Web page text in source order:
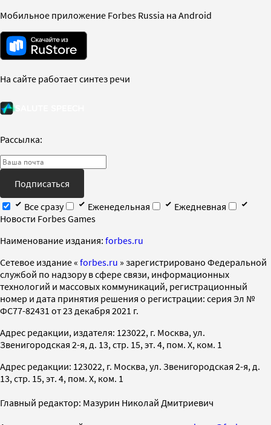
Мобильное приложение Forbes Russia на Android
На сайте работает синтез речи
Рассылка:
Подписаться
Все сразу
Еженедельная
Ежедневная
Новости Forbes Games
Наименование издания: forbes.ru
Cетевое издание « forbes.ru » зарегистрировано Федеральной
службой по надзору в сфере связи, информационных
технологий и массовых коммуникаций, регистрационный
номер и дата принятия решения о регистрации: серия Эл №
ФС77-82431 от 23 декабря 2021 г.
Адрес редакции, издателя: 123022, г. Москва, ул.
Звенигородская 2-я, д. 13, стр. 15, эт. 4, пом. X, ком. 1
Адрес редакции: 123022, г. Москва, ул. Звенигородская 2-я, д.
13, стр. 15, эт. 4, пом. X, ком. 1
Главный редактор: Мазурин Николай Дмитриевич